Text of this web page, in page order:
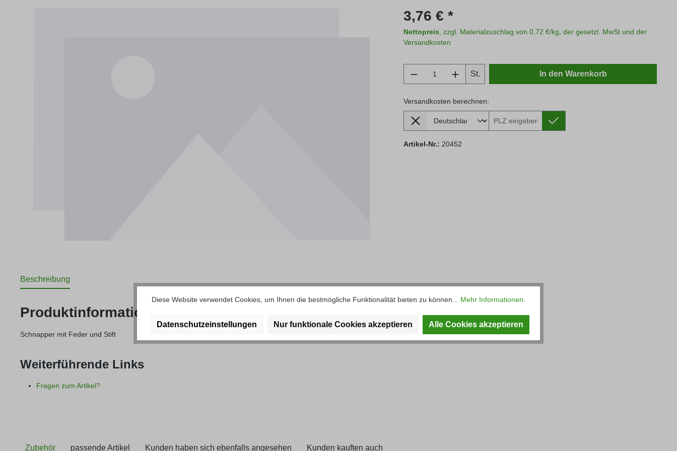
Regulärer Preis:
3,76 € *
Nettopreis , zzgl. Materialzuschlag von 0,72 €/kg, der gesetzl. MwSt und der
Versandkosten
Produkt Anzahl: Gib den gewünschten Wert ein
St. In den Warenkorb
Versandkosten berechnen:
Lieferland
Versandkosten berechnen:
Artikel-Nr.: 20452
Beschreibung
Produktinformationen "Schnapper mit Feder und Stift"
Schnapper mit Feder und Stift
Weiterführende Links
Fragen zum Artikel?
Zubehör passende Artikel Kunden haben sich ebenfalls angesehen Kunden kauften auch
Diese Website verwendet Cookies, um Ihnen die bestmögliche Funktionalität bieten zu können... Mehr Informationen
Datenschutzeinstellungen Nur funktionale Cookies akzeptieren Alle Cookies akzeptieren